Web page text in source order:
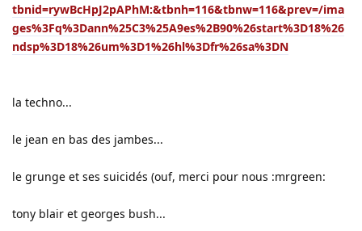
tbnid=rywBcHpJ2pAPhM:&tbnh=116&tbnw=116&prev=/ima
ges%3Fq%3Dann%25C3%25A9es%2B90%26start%3D18%26
ndsp%3D18%26um%3D1%26hl%3Dfr%26sa%3DN
la techno...
le jean en bas des jambes...
le grunge et ses suicidés (ouf, merci pour nous :mrgreen:
tony blair et georges bush...